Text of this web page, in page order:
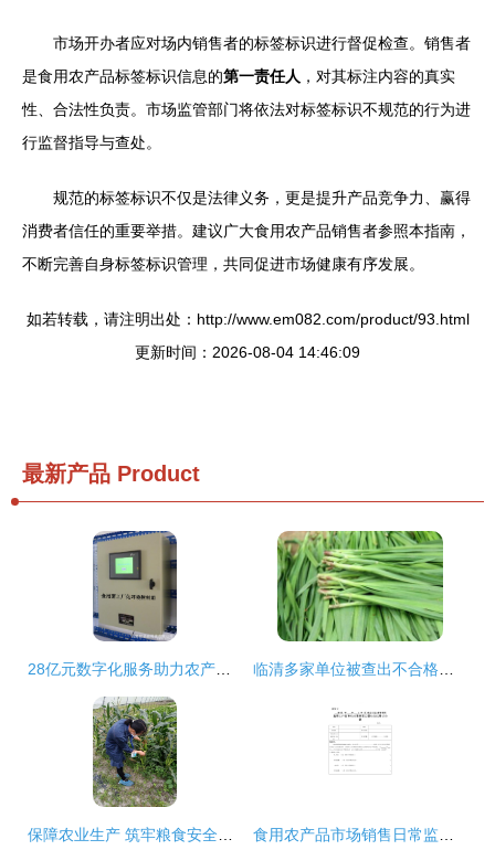
市场开办者应对场内销售者的标签标识进行督促检查。销售者
是食用农产品标签标识信息的第一责任人 ，对其标注内容的真实
性、合法性负责。市场监管部门将依法对标签标识不规范的行为进
行监督指导与查处。
规范的标签标识不仅是法律义务，更是提升产品竞争力、赢得
消费者信任的重要举措。建议广大食用农产品销售者参照本指南，
不断完善自身标签标识管理，共同促进市场健康有序发展。
如若转载，请注明出处：http://www.em082.com/product/93.html
更新时间：2026-08-04 14:46:09
最新产品 Product